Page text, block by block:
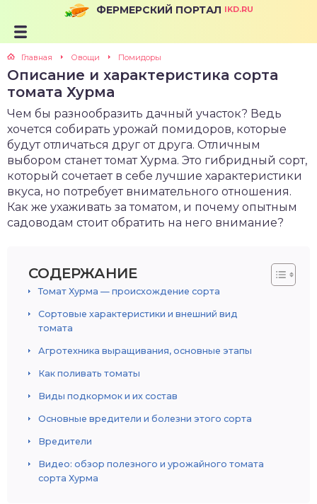
ФЕРМЕРСКИЙ ПОРТАЛ IKD.RU
Главная Овощи Помидоры
Описание и характеристика сорта
томата Хурма
Чем бы разнообразить дачный участок? Ведь
хочется собирать урожай помидоров, которые
будут отличаться друг от друга. Отличным
выбором станет томат Хурма. Это гибридный сорт,
который сочетает в себе лучшие характеристики
вкуса, но потребует внимательного отношения.
Как же ухаживать за томатом, и почему опытным
садоводам стоит обратить на него внимание?
СОДЕРЖАНИЕ
Томат Хурма — происхождение сорта
Сортовые характеристики и внешний вид
томата
Агротехника выращивания, основные этапы
Как поливать томаты
Виды подкормок и их состав
Основные вредители и болезни этого сорта
Вредители
Видео: обзор полезного и урожайного томата
сорта Хурма